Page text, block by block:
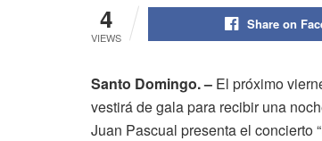
4
VIEWS
Share on
Santo Domingo. – El próximo
vestirá de gala para recibir una
Juan Pascual presenta el concierto